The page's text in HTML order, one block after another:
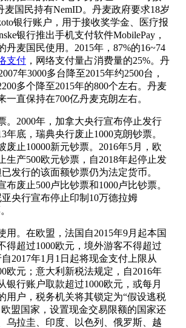
麦国民持有NemID。丹麦政府要求18岁
银行账户，用于接收奖学金、医疗报
银行推出手机支付软件MobilePay，
丹麦国民使用。2015年，87%的16~74
支付 ，网络支付量占消费量的25%。丹
年3000多台降至2015年约2500台，
多个降至2015年的800个左右。丹麦
一直保持在700亿丹麦克朗左右。
2000年，加拿大央行宣布停止发行
年底，瑞典央行废止1000克朗钞票。
废止10000新元钞票。2016年5月，欧
生产500欧元钞票，自2018年起停止发
发行的该面额钞票仍为法定货币。
布废止500卢比钞票和1000卢比钞票。
央行宣布停止印制10万德拉姆
。在欧盟，法国自2015年9月起本国
得超过1000欧元，境外游客不得超过
2017年1月1日起将现金支付上限从
欧元；意大利新税法规定，自2016年
银行账户取款超过1000欧元，或每月
用户，税务机关将其锁定为“假设逃税
盟国家，设置现金交易限额的国家还
乌拉圭、印度、以色列、俄罗斯、越